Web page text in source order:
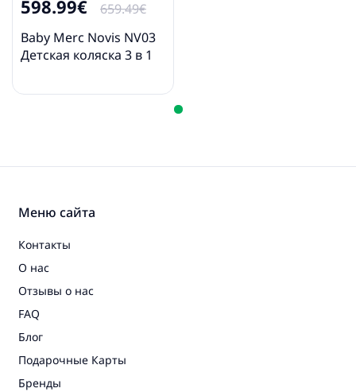
- сумка для покупок
- автокресло
- адаптеры
* Фотографии представлены только как пример,
и предназначены для демонстрации свойств
товара. Оригинальный цвет продукта указан на 1-
598.99€
659.49€
Baby Merc Novis NV03
Детская коляска 3 в 1
Меню сайта
Контакты
О нас
Отзывы о нас
FAQ
Блог
Подарочные Карты
Бренды